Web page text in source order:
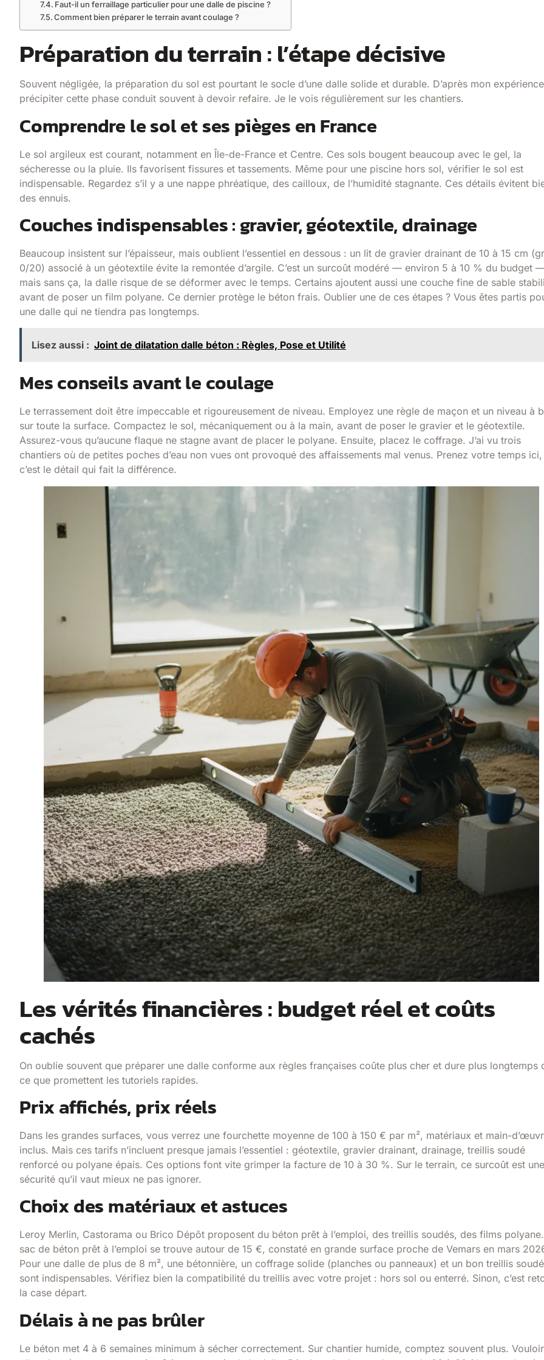
Faut-il un ferraillage particulier pour une dalle de piscine ?
Comment bien préparer le terrain avant coulage ?
Préparation du terrain : l’étape décisive
Souvent négligée, la préparation du sol est pourtant le socle d’une dalle solide et durable. D’après mon
précipiter cette phase conduit souvent à devoir refaire. Je le vois régulièrement sur les chantiers.
Comprendre le sol et ses pièges en France
Le sol argileux est courant, notamment en Île-de-France et Centre. Ces sols bougent beaucoup avec le gel, la
sécheresse ou la pluie. Ils favorisent fissures et tassements. Même pour une piscine hors sol, vérifier le sol est
indispensable. Regardez s’il y a une nappe phréatique, des cailloux, de l’humidité stagnante. Ces détails évitent
des ennuis.
Couches indispensables : gravier, géotextile, drainage
Beaucoup insistent sur l’épaisseur, mais oublient l’essentiel en dessous : un lit de gravier drainant de 10 à 15 cm
0/20) associé à un géotextile évite la remontée d’argile. C’est un surcoût modéré — environ 5 à 10 % du budget
mais sans ça, la dalle risque de se déformer avec le temps. Certains ajoutent aussi une couche fine de sable
avant de poser un film polyane. Ce dernier protège le béton frais. Oublier une de ces étapes ? Vous êtes partis
une dalle qui ne tiendra pas longtemps.
Lisez aussi : Joint de dilatation dalle béton : Règles, Pose et Utilité
Mes conseils avant le coulage
Le terrassement doit être impeccable et rigoureusement de niveau. Employez une règle de maçon et un niveau à
sur toute la surface. Compactez le sol, mécaniquement ou à la main, avant de poser le gravier et le géotextile.
Assurez-vous qu’aucune flaque ne stagne avant de placer le polyane. Ensuite, placez le coffrage. J’ai vu trois
chantiers où de petites poches d’eau non vues ont provoqué des affaissements mal venus. Prenez votre temps ici,
c’est le détail qui fait la différence.
Les vérités financières : budget réel et coûts
cachés
On oublie souvent que préparer une dalle conforme aux règles françaises coûte plus cher et dure plus longtemps
ce que promettent les tutoriels rapides.
Prix affichés, prix réels
Dans les grandes surfaces, vous verrez une fourchette moyenne de 100 à 150 € par m², matériaux et main-
inclus. Mais ces tarifs n’incluent presque jamais l’essentiel : géotextile, gravier drainant, drainage, treillis soudé
renforcé ou polyane épais. Ces options font vite grimper la facture de 10 à 30 %. Sur le terrain, ce surcoût est une
sécurité qu’il vaut mieux ne pas ignorer.
Choix des matériaux et astuces
Leroy Merlin, Castorama ou Brico Dépôt proposent du béton prêt à l’emploi, des treillis soudés, des films
sac de béton prêt à l’emploi se trouve autour de 15 €, constaté en grande surface proche de Vemars en mars
Pour une dalle de plus de 8 m², une bétonnière, un coffrage solide (planches ou panneaux) et un bon treillis soudé
sont indispensables. Vérifiez bien la compatibilité du treillis avec votre projet : hors sol ou enterré. Sinon, c’est
la case départ.
Délais à ne pas brûler
Le béton met 4 à 6 semaines minimum à sécher correctement. Sur chantier humide, comptez souvent plus. Vouloir